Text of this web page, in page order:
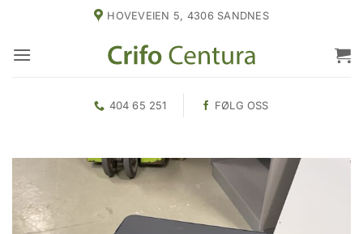
content
HOVEVEIEN 5, 4306 SANDNES
404 65 251 FØLG OSS